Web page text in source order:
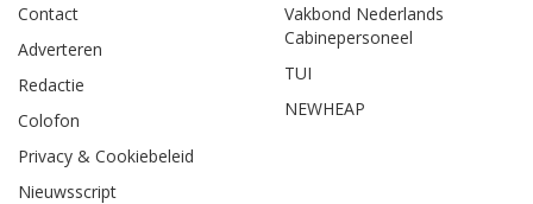
Contact
Adverteren
Redactie
Colofon
Privacy & Cookiebeleid
Nieuwsscript
Vakbond Nederlands
Cabinepersoneel
TUI
NEWHEAP